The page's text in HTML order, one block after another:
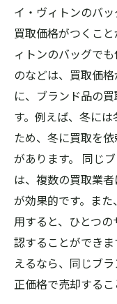
イ・ヴィトンのバ
買取価格がつくこ
ィトンのバッグで
のなどは、買取価
に、ブランド品の
す。例えば、冬に
ため、冬に買取を
があります。 同じ
は、複数の買取業
が効果的です。ま
用すると、ひとつ
認することができ
えるなら、同じブ
正価格で売却するこ